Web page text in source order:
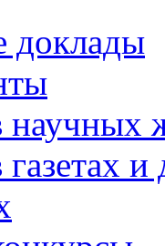
доклады
научных
газетах